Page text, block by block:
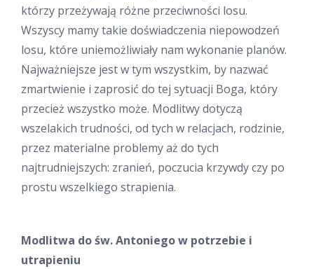
którzy przeżywają różne przeciwności losu.
Wszyscy mamy takie doświadczenia niepowodzeń
losu, które uniemożliwiały nam wykonanie planów.
Najważniejsze jest w tym wszystkim, by nazwać
zmartwienie i zaprosić do tej sytuacji Boga, który
przecież wszystko może. Modlitwy dotyczą
wszelakich trudności, od tych w relacjach, rodzinie,
przez materialne problemy aż do tych
najtrudniejszych: zranień, poczucia krzywdy czy po
prostu wszelkiego strapienia.
Modlitwa do św. Antoniego w potrzebie i
utrapieniu